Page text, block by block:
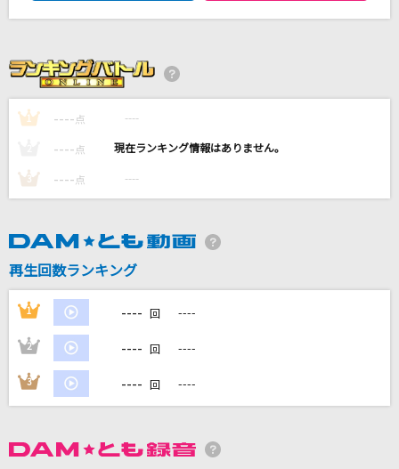
西野カナ
[生音]いい日旅立ち
In the Morning
モア]
Celine Dion With Special Guests Kryzler & Kompany
DAMの新曲・ランキングなど
カラオケ最新情報をチェック！
1 ---- 点 ----
---- 点 ----
3 ---- 点 ----
再生回数ランキング
1 ---- 回 ----
2 ---- 回 ----
3 ---- 回 ----